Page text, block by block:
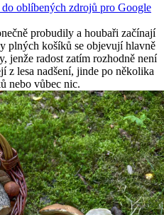
oblíbených zdrojů pro Google
probudily a houbaři začínají
plných košíků se objevují hlavně
jenže radost zatím rozhodně není
z lesa nadšení, jinde po několika
nebo vůbec nic.